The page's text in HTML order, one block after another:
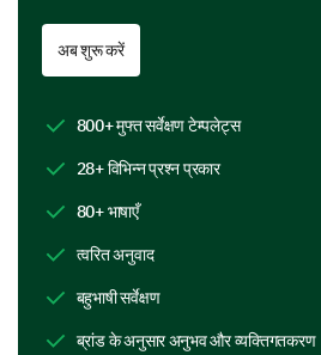
Which aspects of the
you find most useful? (select
applicable)
Understanding company
Expectations from my role
अब शुरू करें
800+ मुफ्त सर्वेक्षण टेम्पलेट्स
28+ विभिन्न प्रश्न प्रकार
80+ भाषाएँ
त्वरित अनुवाद
बहुभाषी सर्वेक्षण
ब्रांड के अनुसार अनुभव और व्यक्तिगतकरण